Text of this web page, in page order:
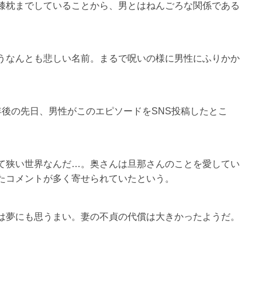
までしていることから、男とはねんごろな関係である
なんとも悲しい名前。まるで呪いの様に男性にふりかか
の先日、男性がこのエピソードをSNS投稿したとこ
狭い世界なんだ…。奥さんは旦那さんのことを愛してい
メントが多く寄せられていたという。
にも思うまい。妻の不貞の代償は大きかったようだ。